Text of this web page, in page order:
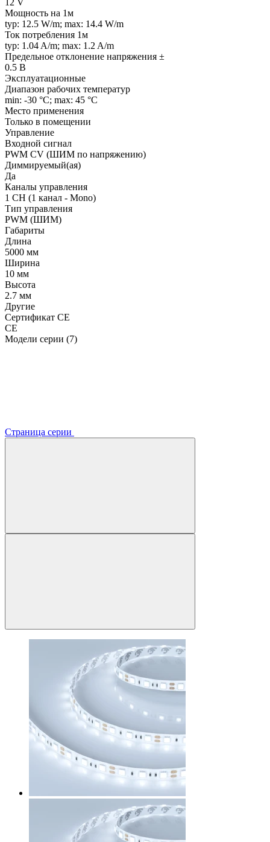
Мощность на 1м
typ: 12.5 W/m; max: 14.4 W/m
Ток потребления 1м
typ: 1.04 A/m; max: 1.2 A/m
Предельное отклонение напряжения ±
0.5 В
Эксплуатационные
Диапазон рабочих температур
min: -30 °C; max: 45 °C
Место применения
Только в помещении
Управление
Входной сигнал
PWM СV (ШИМ по напряжению)
Диммируемый(ая)
Да
Каналы управления
1 CH (1 канал - Mono)
Тип управления
PWM (ШИМ)
Габариты
Длина
5000 мм
Ширина
10 мм
Высота
2.7 мм
Другие
Сертификат CE
CE
Модели серии (7)
Страница серии